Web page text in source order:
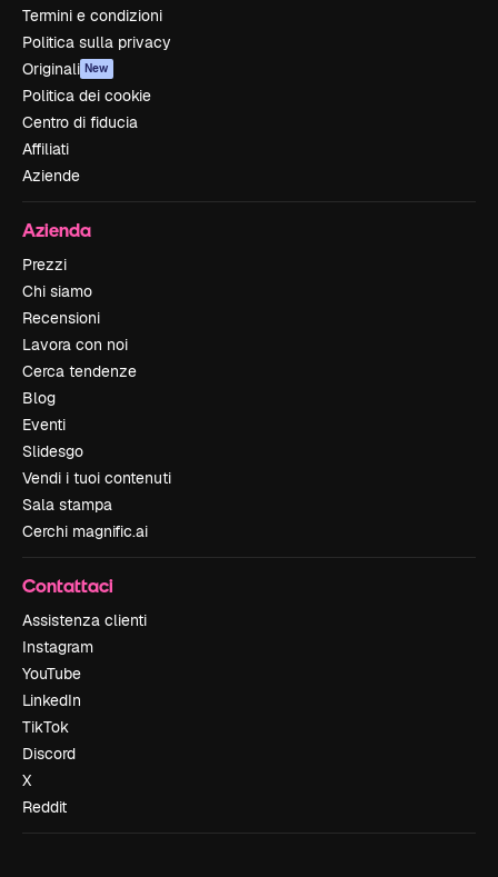
Termini e condizioni
Politica sulla privacy
Originali New
Politica dei cookie
Centro di fiducia
Affiliati
Aziende
Azienda
Prezzi
Chi siamo
Recensioni
Lavora con noi
Cerca tendenze
Blog
Eventi
Slidesgo
Vendi i tuoi contenuti
Sala stampa
Cerchi magnific.ai
Contattaci
Assistenza clienti
Instagram
YouTube
LinkedIn
TikTok
Discord
X
Reddit